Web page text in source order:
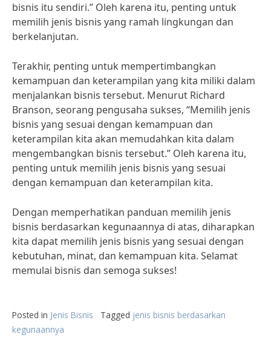
bisnis itu sendiri.” Oleh karena itu, penting untuk
memilih jenis bisnis yang ramah lingkungan dan
berkelanjutan.
Terakhir, penting untuk mempertimbangkan
kemampuan dan keterampilan yang kita miliki dalam
menjalankan bisnis tersebut. Menurut Richard
Branson, seorang pengusaha sukses, “Memilih jenis
bisnis yang sesuai dengan kemampuan dan
keterampilan kita akan memudahkan kita dalam
mengembangkan bisnis tersebut.” Oleh karena itu,
penting untuk memilih jenis bisnis yang sesuai
dengan kemampuan dan keterampilan kita.
Dengan memperhatikan panduan memilih jenis
bisnis berdasarkan kegunaannya di atas, diharapkan
kita dapat memilih jenis bisnis yang sesuai dengan
kebutuhan, minat, dan kemampuan kita. Selamat
memulai bisnis dan semoga sukses!
Posted in Jenis Bisnis Tagged jenis bisnis berdasarkan
kegunaannya